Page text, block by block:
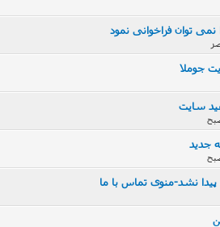
نمی توان فراخوانی نمود
جوملا
سایت
جديد